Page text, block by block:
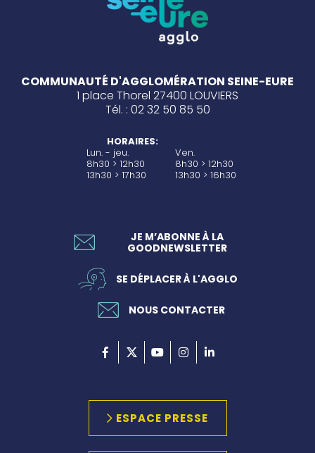
COMMUNAUTÉ D'AGGLOMÉRATION SEINE-EURE
1 place Thorel 27400 LOUVIERS
Tél. : 02 32 50 85 50
HORAIRES:
Lun. - jeu.
8h30 > 12h30
13h30 > 17h30
Ven.
8h30 > 12h30
13h30 > 16h30
JE M’ABONNE À LA
GOODNEWSLETTER
SE DÉPLACER À L'AGGLO
NOUS CONTACTER
ESPACE PRESSE